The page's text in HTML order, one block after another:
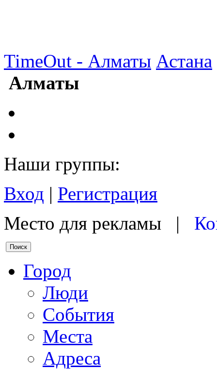
TimeOut - Алматы Астана
Алматы
Наши группы:
Вход | Регистрация
Место для рекламы |
Город
Люди
События
Места
Адреса